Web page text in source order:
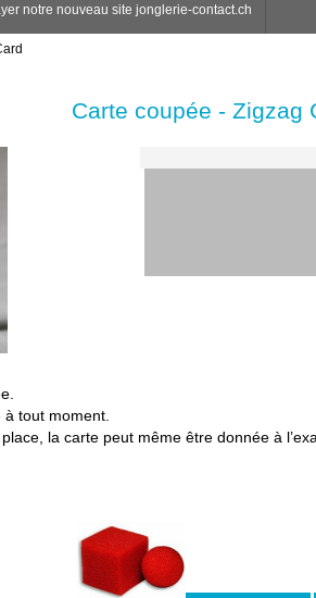
notre nouveau site jonglerie-contact.ch
Carte coupée - Zigzag
tout moment.
la carte peut même être donnée à